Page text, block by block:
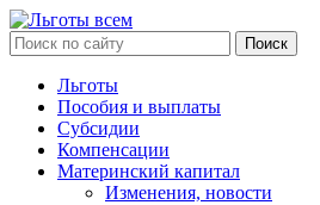
Льготы
Пособия и выплаты
Субсидии
Компенсации
Материнский капитал
Изменения, новости